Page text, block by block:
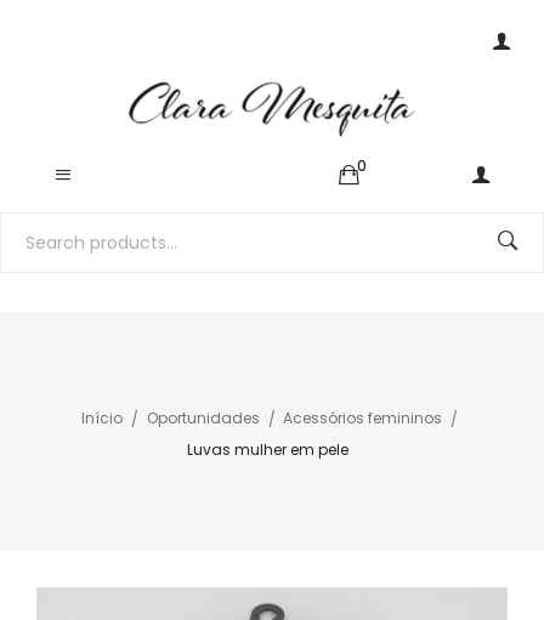
0
Início Oportunidades
Acessórios femininos
Luvas mulher em pele